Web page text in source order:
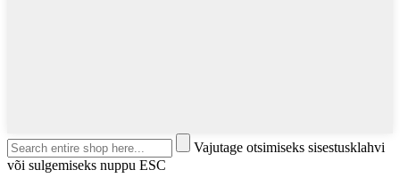
Vajutage otsimiseks sisestusklahvi
või sulgemiseks nuppu ESC